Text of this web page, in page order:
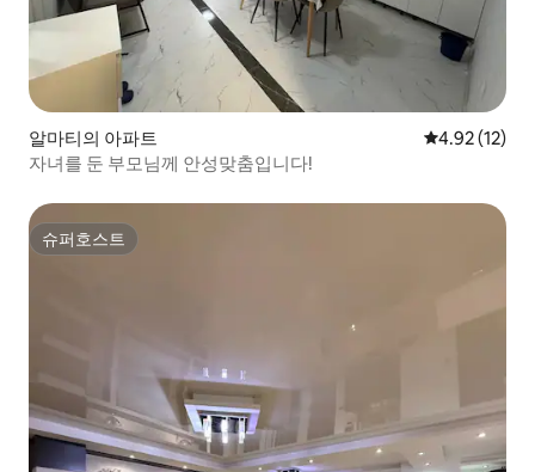
알마티의 아파트 평점 4.92점
4.92 (12)
자녀를 둔 부모님께 안성맞춤입니다!
슈퍼호스트
슈퍼호스트